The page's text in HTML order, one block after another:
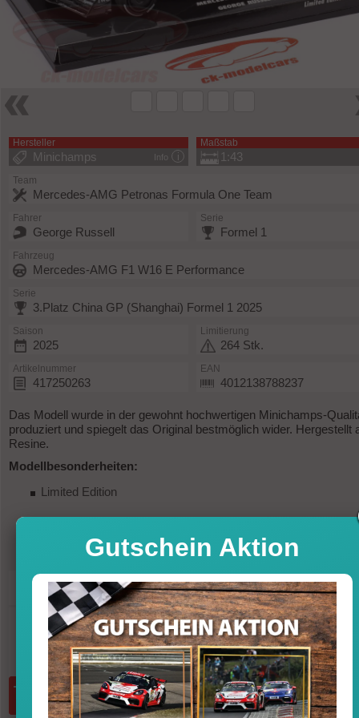
Hersteller
Info
Minichamps
Maßstab
1:43
Team
Mercedes-AMG Petronas Formula One Team
Fahrer
George Russell
Serie
Formel 1
Fahrzeug
Mercedes-AMG F1 W16 E Performance
Serie
3.Platz China GP (Shanghai) Formel 1 2025
Saison
2025
Limitierung
264 Stk.
Artikelnummer
417250263
EAN
4012138788237
Das Modell wurde in der gewohnt hochwertigen Minichamps-
produziert und spiegelt das Original bestmöglich wider. Hergestellt
Resine.
Modellbesonderheiten:
Limited Edition
Preis 84,95
Sofort versandfertig, Lieferfrist 1-3
inkl. MwSt. zzgl.
Menge: in den Warenkorb
Gutschein Aktion